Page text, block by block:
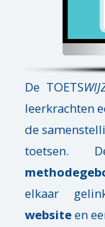
De TOETS
leerkrachten
de
toetsen.
elkaar
websiteen